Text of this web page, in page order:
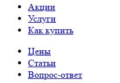
Акции
Услуги
Как купить
Цены
Статьи
Вопрос-ответ